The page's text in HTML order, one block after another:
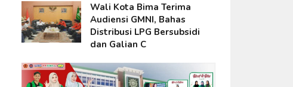
Wali Kota Bima Terima
Audiensi GMNI, Bahas
Distribusi LPG Bersubsidi
dan Galian C